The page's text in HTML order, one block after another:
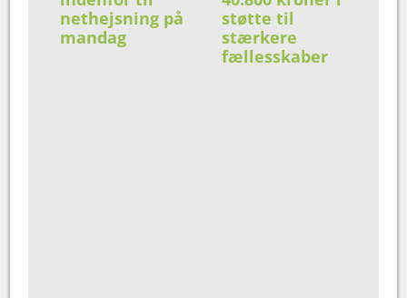
nethejsning på
mandag
støtte til
stærkere
fællesskaber